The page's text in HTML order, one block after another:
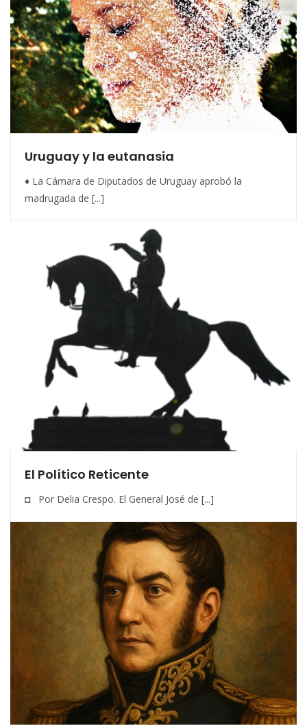
Uruguay y la eutanasia
♦ La Cámara de Diputados de Uruguay aprobó la
madrugada de [...]
El Político Reticente
◘ Por Delia Crespo. El General José de [...]